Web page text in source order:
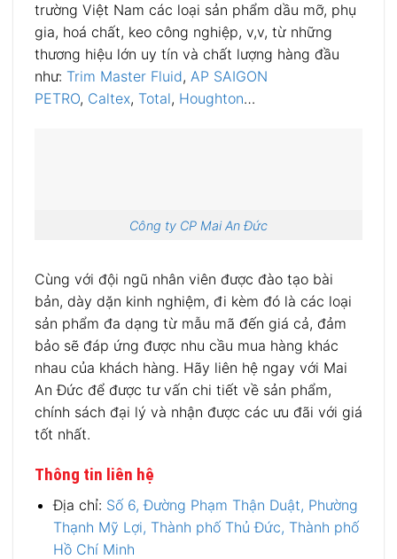
trường Việt Nam các loại sản phẩm dầu mỡ, phụ
gia, hoá chất, keo công nghiệp, v,v, từ những
thương hiệu lớn uy tín và chất lượng hàng đầu
như: Trim Master Fluid, AP SAIGON
PETRO, Caltex, Total, Houghton…
Công ty CP Mai An Đức
Cùng với đội ngũ nhân viên được đào tạo bài
bản, dày dặn kinh nghiệm, đi kèm đó là các loại
sản phẩm đa dạng từ mẫu mã đến giá cả, đảm
bảo sẽ đáp ứng được nhu cầu mua hàng khác
nhau của khách hàng. Hãy liên hệ ngay với Mai
An Đức để được tư vấn chi tiết về sản phẩm,
chính sách đại lý và nhận được các ưu đãi với giá
tốt nhất.
Thông tin liên hệ
Địa chỉ: Số 6, Đường Phạm Thận Duật, Phường
Thạnh Mỹ Lợi, Thành phố Thủ Đức, Thành phố
Hồ Chí Minh